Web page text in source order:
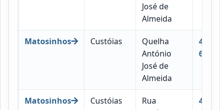
José de
Almeida
Matosinhos Custóias
Quelha
António
José de
Almeida
4460-
672
Matosinhos Custóias
Rua
4460-